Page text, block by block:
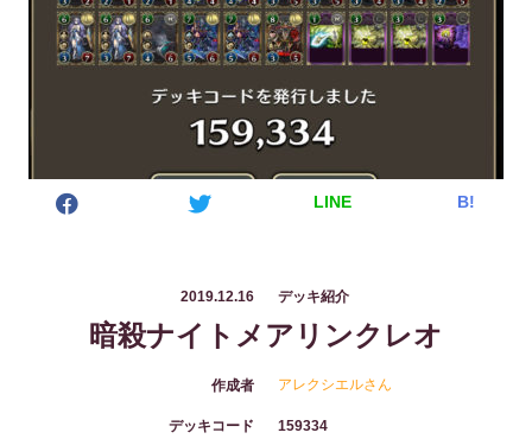
LINE B!
2019.12.16 デッキ紹介
暗殺ナイトメアリンクレオ
作成者 アレクシエルさん
デッキコード
159334